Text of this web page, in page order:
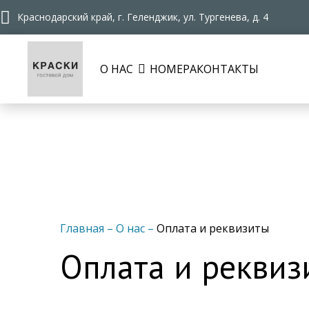
Краснодарский край, г. Геленджик, ул. Тургенева, д. 4
О НАС НОМЕРАКОНТАКТЫ
Главная – О нас – Оплата и реквизиты
Оплата и